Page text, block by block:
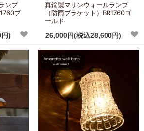
ンプ
ブ
)
真鍮製マリンウォールランプ
（防雨ブラケット）BR1760ゴ
ールド
26,000円(税込28,600円)